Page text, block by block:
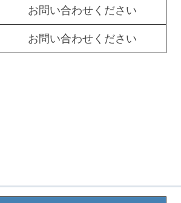
お問い合わせください
お問い合わせください